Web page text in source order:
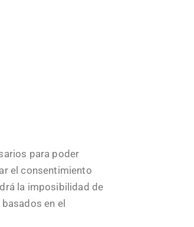
para poder
el consentimiento
la imposibilidad de
en el